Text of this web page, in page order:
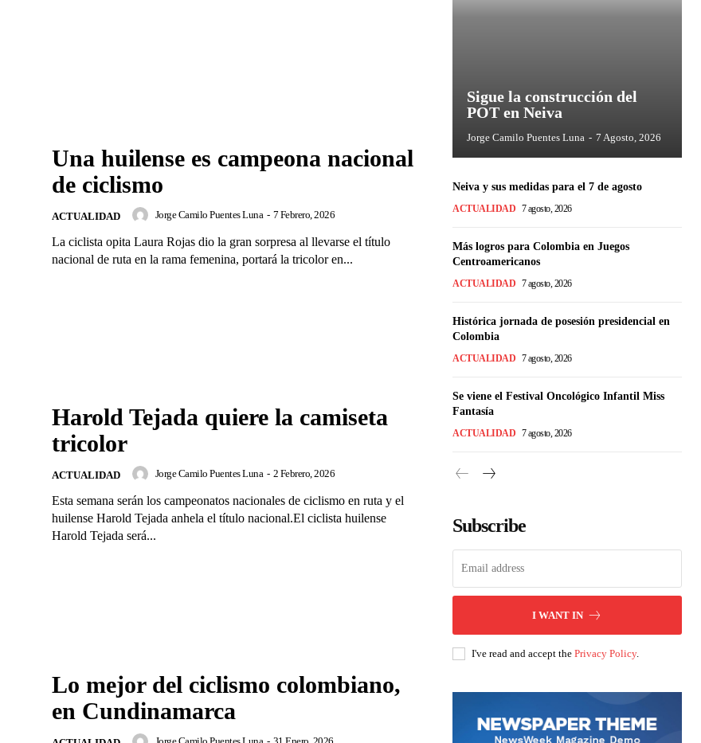
Una huilense es campeona nacional
de ciclismo
ACTUALIDAD Jorge Camilo Puentes Luna - 7 Febrero, 2026
La ciclista opita Laura Rojas dio la gran sorpresa al llevarse el título
nacional de ruta en la rama femenina, portará la tricolor en...
Harold Tejada quiere la camiseta
tricolor
ACTUALIDAD Jorge Camilo Puentes Luna - 2 Febrero, 2026
Esta semana serán los campeonatos nacionales de ciclismo en ruta y el
huilense Harold Tejada anhela el título nacional.El ciclista huilense
Harold Tejada será...
Lo mejor del ciclismo colombiano,
en Cundinamarca
Sigue la construcción del
POT en Neiva
Jorge Camilo Puentes Luna - 7 Agosto, 2026
Neiva y sus medidas para el 7 de agosto
ACTUALIDAD 7 agosto, 2026
Más logros para Colombia en Juegos
Centroamericanos
ACTUALIDAD 7 agosto, 2026
Histórica jornada de posesión presidencial en
Colombia
ACTUALIDAD 7 agosto, 2026
Se viene el Festival Oncológico Infantil Miss
Fantasía
ACTUALIDAD 7 agosto, 2026
Subscribe
I WANT IN
I've read and accept the Privacy Policy.